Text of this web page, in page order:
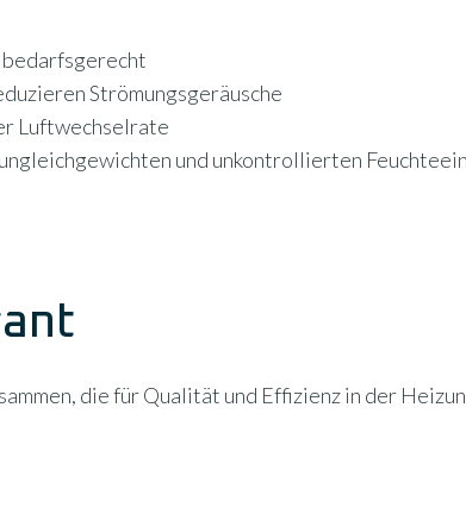
Strömungsgeräusche
Luftwechselrate
und unkontrollierten
die für Qualität und Effizienz in der